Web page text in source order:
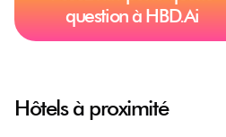
question à HBD.Ai
Hôtels à proximité